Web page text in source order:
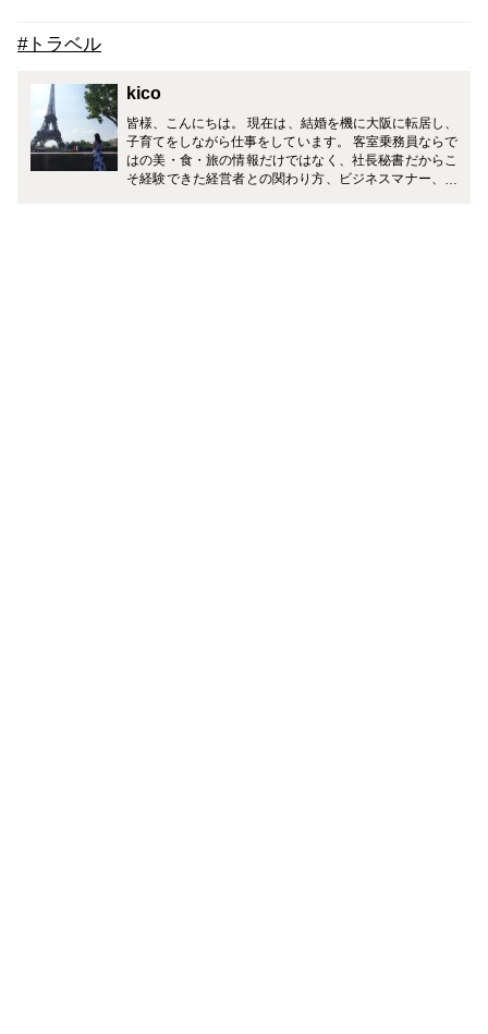
#トラベル
kico
皆様、こんにちは。 現在は、結婚を機に大阪に転居し、
子育てをしながら仕事をしています。 客室乗務員ならで
はの美・食・旅の情報だけではなく、社長秘書だからこ
そ経験できた経営者との関わり方、ビジネスマナー、ギ